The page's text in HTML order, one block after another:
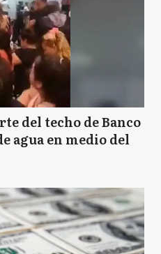
del techo de Banco
agua en medio del